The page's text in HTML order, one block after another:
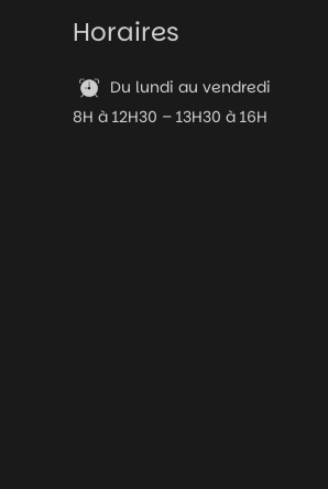
Horaires
Du lundi au vendredi
8H à 12H30 – 13H30 à 16H